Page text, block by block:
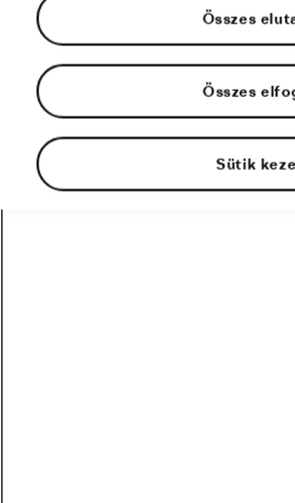
Városi
Összes
Összes
Sütik